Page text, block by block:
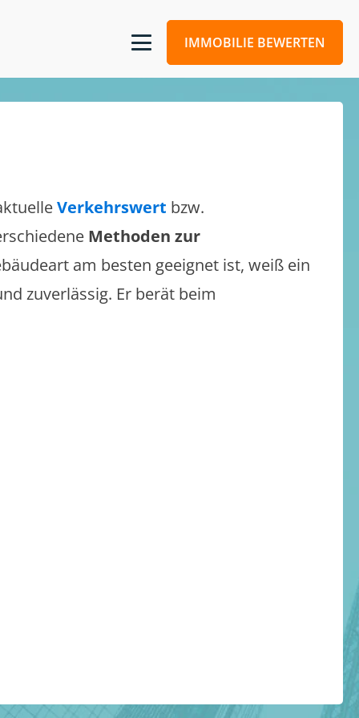
IMMOBILIE BEWERTEN
Verkehrswert bzw.
Methoden zur
am besten geeignet ist, weiß ein
zuverlässig. Er berät beim